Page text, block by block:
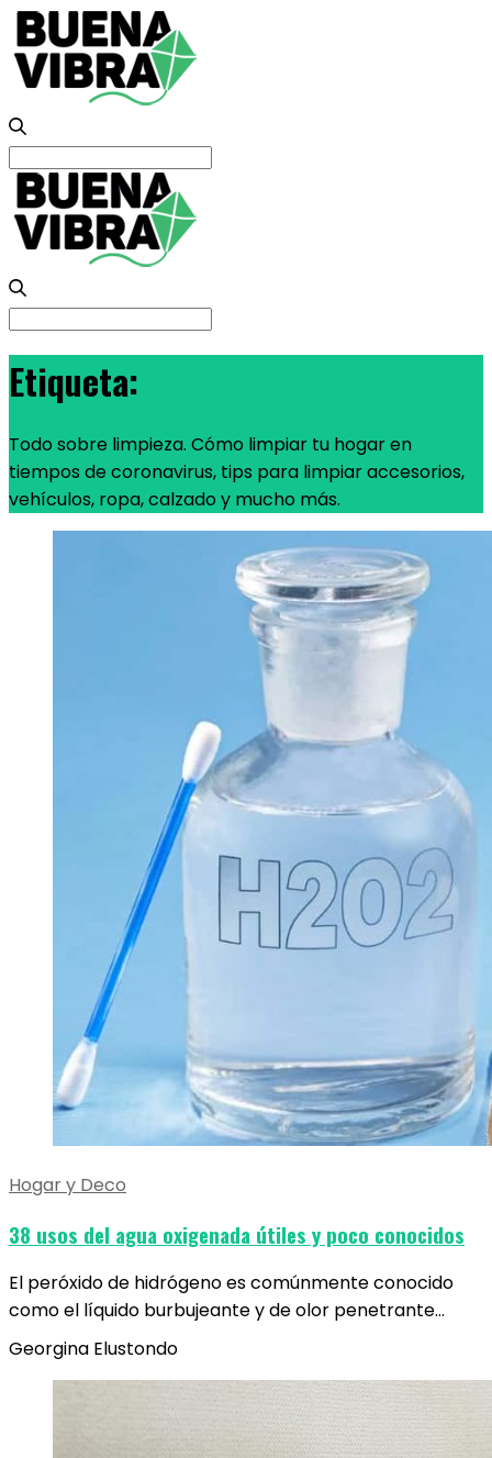
Search
for:
Search
Etiqueta:
Todo sobre limpieza. Cómo limpiar tu hogar en
tiempos de coronavirus, tips para limpiar accesorios,
vehículos, ropa, calzado y mucho más.
Hogar y Deco
38 usos del agua oxigenada útiles y poco conocidos
El peróxido de hidrógeno es comúnmente conocido
como el líquido burbujeante y de olor penetrante…
Georgina Elustondo